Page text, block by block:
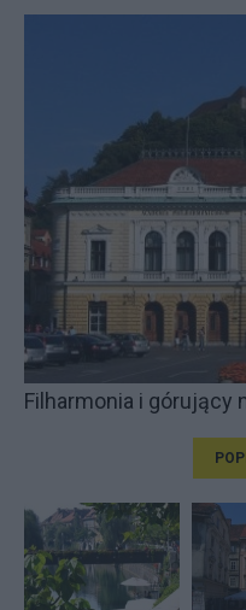
Filharmonia i górujący